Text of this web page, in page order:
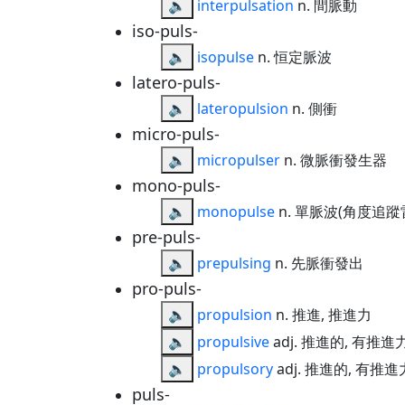
🔈
interpulsation n. 間脈動
iso-puls-
🔈 isopulse n. 恒定脈波
latero-puls-
🔈 lateropulsion n. 側衝
micro-puls-
🔈 micropulser n. 微脈衝發生器
mono-puls-
🔈 monopulse n. 單脈波(角度追蹤
pre-puls-
🔈 prepulsing n. 先脈衝發出
pro-puls-
🔈 propulsion n. 推進, 推進力
🔈
propulsiveadj. 推進的, 有推進
🔈
propulsoryadj. 推進的, 有推進
puls-